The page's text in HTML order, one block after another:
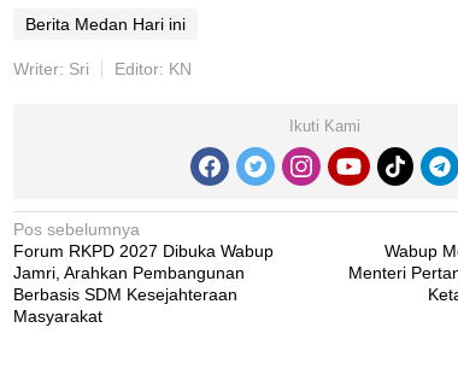
Berita Medan Hari ini
Writer: Sri Editor: KN
Ikuti Kami
N
a
v
i
Pos sebelumnya
Forum RKPD 2027 Dibuka Wabup
Jamri, Arahkan Pembangunan
Berbasis SDM Kesejahteraan
Masyarakat
Wabup
Menteri